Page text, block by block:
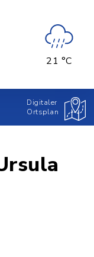
21 °C
Digitaler
Ortsplan